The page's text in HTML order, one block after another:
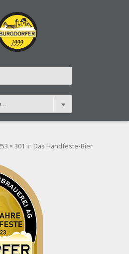
× 301 in Das Handfeste-Bier